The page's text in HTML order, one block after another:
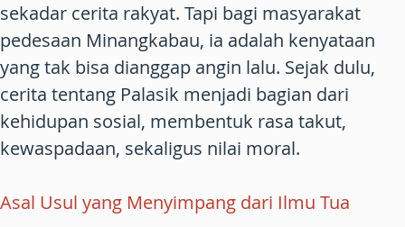
sekadar cerita rakyat. Tapi bagi masyarakat
pedesaan Minangkabau, ia adalah kenyataan
yang tak bisa dianggap angin lalu. Sejak dulu,
cerita tentang Palasik menjadi bagian dari
kehidupan sosial, membentuk rasa takut,
kewaspadaan, sekaligus nilai moral.
Asal Usul yang Menyimpang dari Ilmu Tua